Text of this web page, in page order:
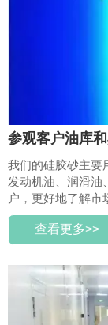
参观客户油库
我们的硅胶砂主要
发动机油、润滑油
户，更好地了解市
频展示了客户的油
油的生产线。
查看更多>>